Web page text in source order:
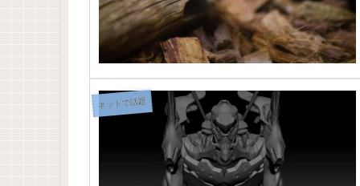
ネットで話題